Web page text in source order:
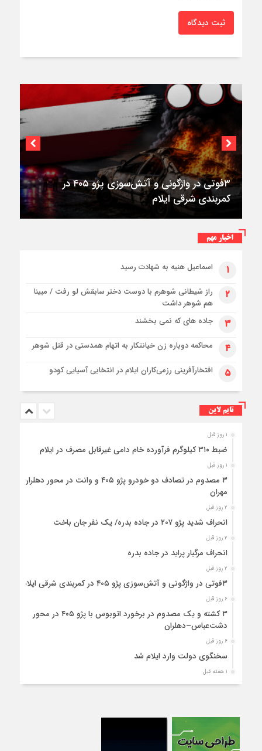
ثبت دیدگاه
۳فوتی در واژگونی و آتش‌سوزی پژو ۴۰۵ در
کمربندی شرقی ایلام
اخبار مهم
۱ اسماعیل هنیه به شهادت رسید
۲
راز شیطانی شوهرم با دوست دختر سابقش لو رفت / مبینا
هم شوهر داشت
۳ جاده های که نمی بخشند
۴ محاکمه دوباره زن خیانتکار به اتهام همدستی در قتل شوهر
۵ افتخارآفرینی رزمی‌کاران ایلام در انتخابی آسیایی کودو
تایم لاین
۱ روز قبل
ضبط ۳۱۰ کیلوگرم فرآورده خام دامی غیرقابل مصرف در ایلام
۱ روز قبل
۳ مصدوم در تصادف دو خودرو پژو ۴۰۵ و وانت در محور دهلران-
مهران
۲ روز قبل
انحراف شدید پژو ۲۰۷ در جاده بدره/ یک نفر جان باخت
۲ روز قبل
انحراف مرگبار پراید در جاده بدره
۲ روز قبل
۳فوتی در واژگونی و آتش‌سوزی پژو ۴۰۵ در کمربندی شرقی ایلام
۶ روز قبل
۳ کشته و یک مصدوم در برخورد اتوبوس با پژو ۴۰۵ در محور
دشت‌عباس–دهلران
۶ روز قبل
سخنگوی دولت وارد ایلام شد
۱ هفته قبل
استقرار ۷۱۴ دستگاه اتوبوس در پایانه برکت مهران برای بازگشت
واژگونی مرگبار پژوپارس در محور دهلران/ ۴ زائر اربعین جان باختند
۱ هفته قبل